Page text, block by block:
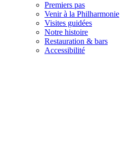
Premiers pas
Venir à la Philharmonie
Visites guidées
Notre histoire
Restauration & bars
Accessibilité